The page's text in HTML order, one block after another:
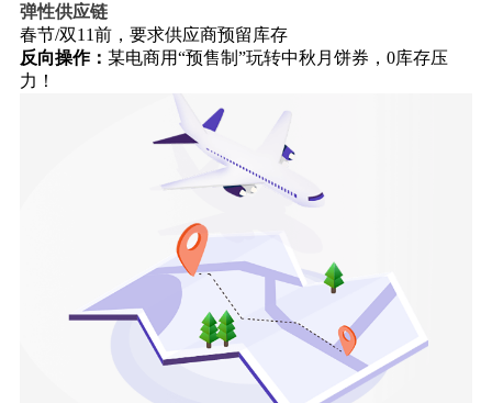
弹性供应链‌
春节/双11前，要求供应商预留库存
反向操作‌： 某电商用“预售制”玩转中秋月饼券，0库存压
力！